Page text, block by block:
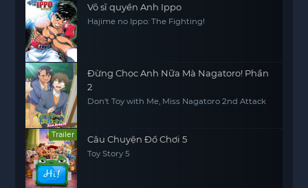
Võ sĩ quyền Anh Ippo
Hajime no Ippo: The Fighting!
Đừng Chọc Anh Nữa Mà Nagatoro! Phần
2
Don't Toy with Me, Miss Nagatoro 2nd Attack
Trailer Câu Chuyện Đồ Chơi 5
Toy Story 5